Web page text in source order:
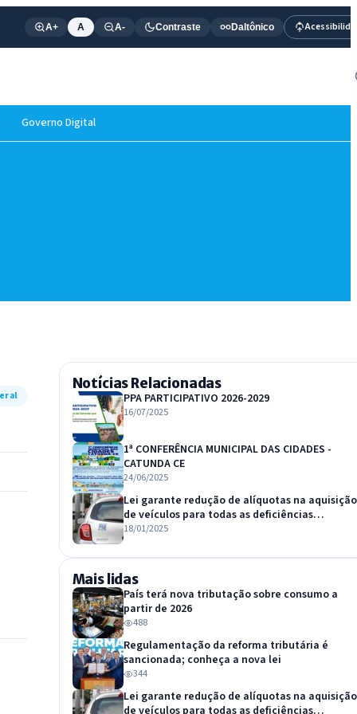
A+ A A- Contraste Daltônico
Governo Digital
Notícias Relacionadas
PPA PARTICIPATIVO 2026-2029
16/07/2025
1ª CONFERÊNCIA MUNICIPAL DAS CIDADES -
CATUNDA CE
24/06/2025
Lei garante redução de alíquotas na aquisição
de veículos para todas as deficiências
reconhecidas por lei
18/01/2025
Mais lidas
País terá nova tributação sobre consumo a
partir de 2026
488
Regulamentação da reforma tributária é
sancionada; conheça a nova lei
344
Lei garante redução de alíquotas na aquisição
de veículos para todas as deficiências